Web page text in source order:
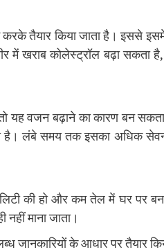
तैयार किया जाता है। इससे
में खराब कोलेस्ट्रॉल बढ़ा सकता
तो यह वजन बढ़ाने का कारण बन
है। लंबे समय तक इसका अधिक सेवन
की हो और कम तेल में घर पर
माना जाता।
जानकारियों के आधार पर तैयार